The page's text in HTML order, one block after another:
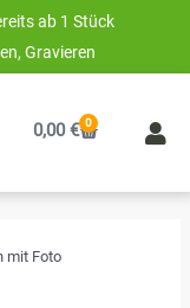
ab 1 Stück
Gravieren
0,00€ 0
Warenkorb
mit Foto